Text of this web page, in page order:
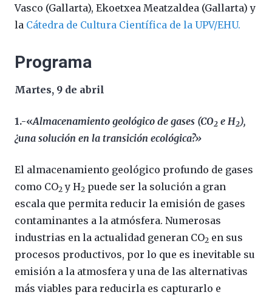
Vasco (Gallarta), Ekoetxea Meatzaldea (Gallarta) y
la Cátedra de Cultura Científica de la UPV/EHU.
Programa
Martes, 9 de abril
1.-«Almacenamiento geológico de gases (CO2 e H2),
¿una solución en la transición ecológica?»
El almacenamiento geológico profundo de gases
como CO2 y H2 puede ser la solución a gran
escala que permita reducir la emisión de gases
contaminantes a la atmósfera. Numerosas
industrias en la actualidad generan CO2 en sus
procesos productivos, por lo que es inevitable su
emisión a la atmosfera y una de las alternativas
más viables para reducirla es capturarlo e